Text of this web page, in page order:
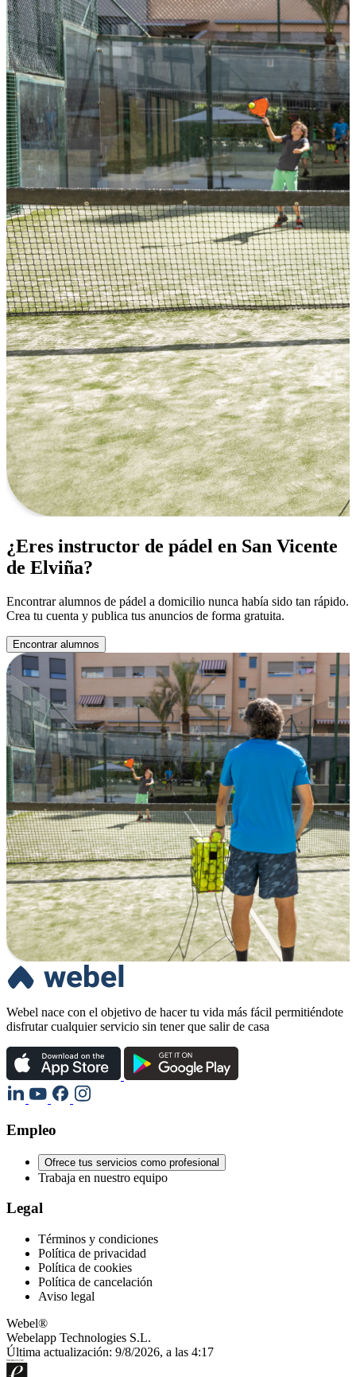
¿Eres instructor de pádel en San Vicente
de Elviña?
Encontrar alumnos de pádel a domicilio nunca había sido tan rápido.
Crea tu cuenta y publica tus anuncios de forma gratuita.
Encontrar alumnos
Webel nace con el objetivo de hacer tu vida más fácil permitiéndote
disfrutar cualquier servicio sin tener que salir de casa
Empleo
Ofrece tus servicios como profesional
Trabaja en nuestro equipo
Legal
Términos y condiciones
Política de privacidad
Política de cookies
Política de cancelación
Aviso legal
Webel®
Webelapp Technologies S.L.
Última actualización: 9/8/2026, a las 4:17